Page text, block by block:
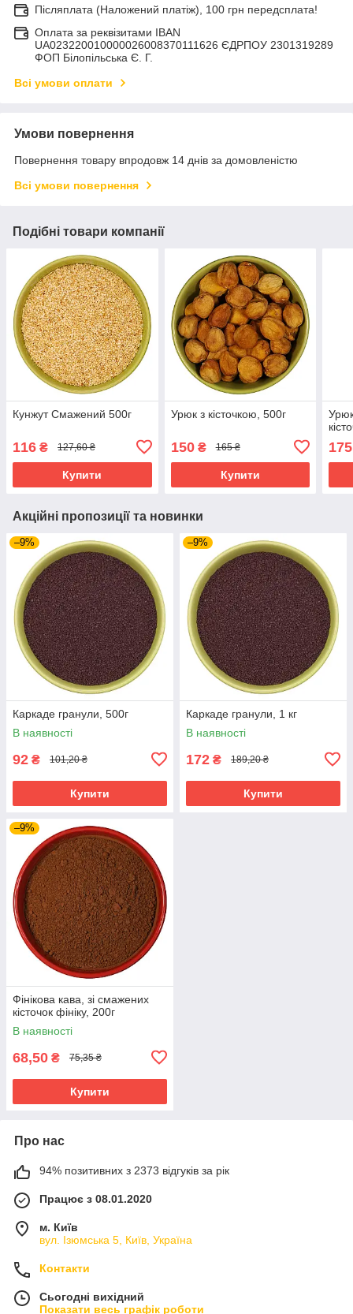
Післяплата (Наложений платіж), 100 грн передсплата!
Оплата за реквізитами IBAN
UA023220010000026008370111626 ЄДРПОУ 2301319289
ФОП Білопільська Є. Г.
Всі умови оплати
Умови повернення
Повернення товару впродовж 14 днів за домовленістю
Всі умови повернення
Подібні товари компанії
Кунжут Смажений 500г
116 ₴ 127,60 ₴
Купити
Урюк з кісточкою, 500г
150₴ 165 ₴
Купити
175
Акційні пропозиції та новинки
–9%
Каркаде гранули, 500г
В наявності
92 ₴ 101,20 ₴
Купити
–9%
Каркаде гранули, 1 кг
В наявності
172 ₴ 189,20 ₴
Купити
–9%
Фінікова кава, зі смажених
кісточок фініку, 200г
В наявності
68,50 ₴ 75,35 ₴
Купити
Про нас
94% позитивних з 2373 відгуків за рік
Працює з 08.01.2020
м. Київ
вул. Ізюмська 5, Київ, Україна
Контакти
Сьогодні вихідний
Показати весь графік роботи